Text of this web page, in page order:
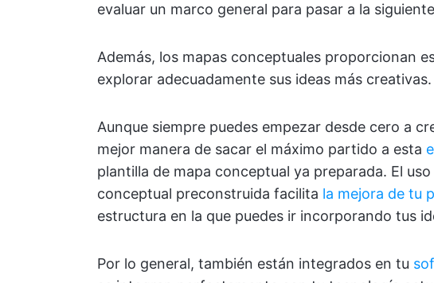
evaluar un marco general para pasar a la
Además, los mapas conceptuales proporcionan
explorar adecuadamente sus ideas más creativas.
Aunque siempre puedes empezar desde cero a
mejor manera de sacar el máximo partido a esta
plantilla de mapa conceptual ya preparada. El
conceptual preconstruida facilita la mejora de tu
estructura en la que puedes ir incorporando tus
Por lo general, también están integrados en tu